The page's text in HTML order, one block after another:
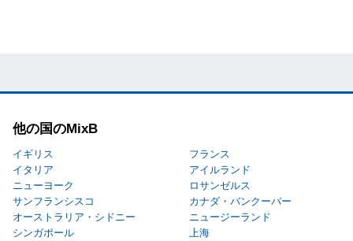
他の国のMixB
イギリス
フランス
イタリア
アイルランド
ニューヨーク
ロサンゼルス
サンフランシスコ
カナダ・バンクーバー
オーストラリア・シドニー
ニュージーランド
シンガポール
上海